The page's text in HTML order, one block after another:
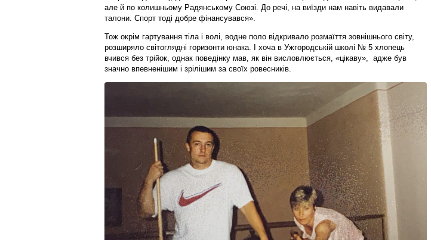
але й по колишньому Радянському Союзі. До речі, на виїзди нам навіть видавали
талони. Спорт тоді добре фінансувався».
Тож окрім гартування тіла і волі, водне поло відкривало розмаїття зовнішнього світу,
розширяло світоглядні горизонти юнака. І хоча в Ужгородській школі № 5 хлопець
вчився без трійок, однак поведінку мав, як він висловлюється, «цікаву», адже був
значно впевненішим і зрілішим за своїх ровесників.